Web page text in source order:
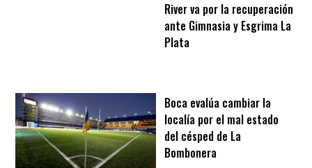
River va por la recuperación
ante Gimnasia y Esgrima La
Plata
Boca evalúa cambiar la
localía por el mal estado
del césped de La
Bombonera